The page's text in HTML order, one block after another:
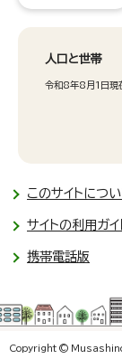
人口と世帯
令和8年8月1日現
このサイトにつ
サイトの利用ガイ
携帯電話版
Copyright ©